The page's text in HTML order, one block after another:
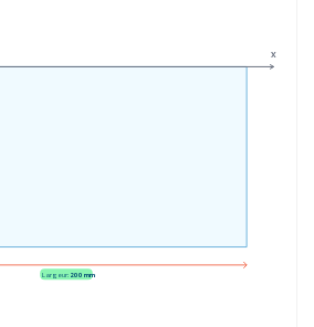
Largeur:200 mm
X